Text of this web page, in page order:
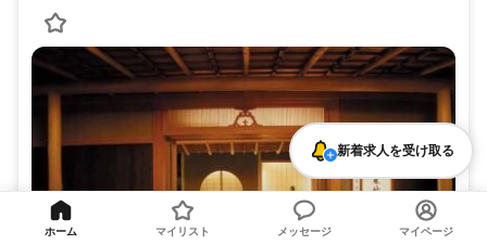
新着求人を受け取る
ホーム マイリスト メッセージ マイページ